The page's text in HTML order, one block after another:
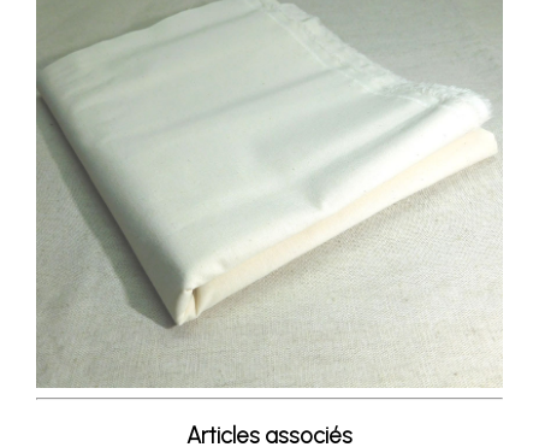
Articles associés